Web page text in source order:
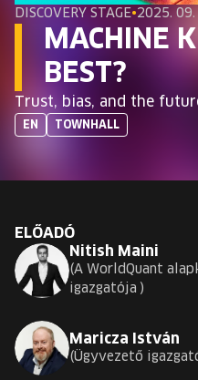
EURÓPA
ELŐADÓK
INGYENES DIÁK- ÉS
DISCOVERY STAGE•2025. 09.
MACHINE
BEST?
Trust, bias, and the
EN TOWNHALL
ELŐADÓ
Nitish Maini
A WorldQuant
igazgatója
Maricza István
Ügyvezető